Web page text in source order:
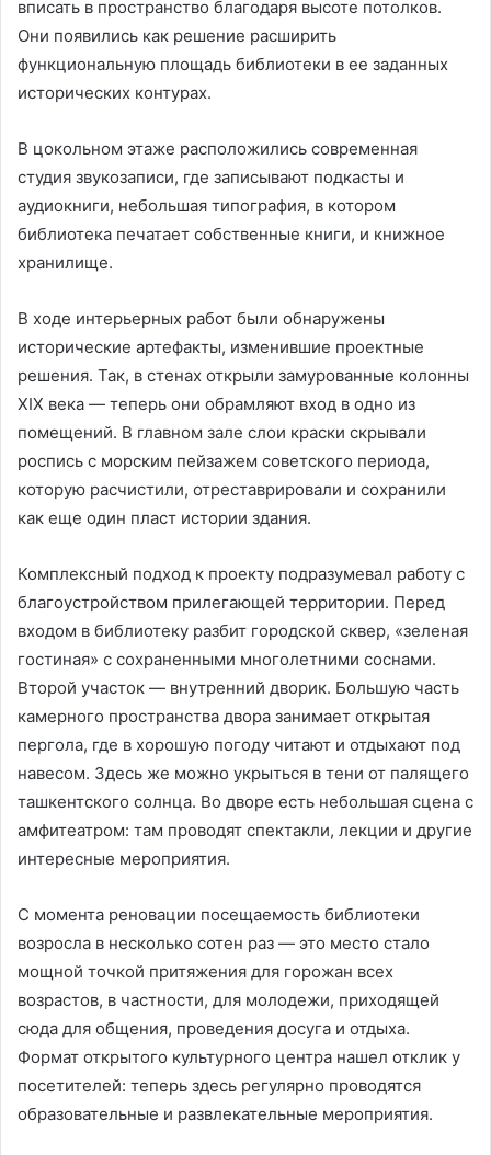
вписать в пространство благодаря высоте потолков.
Они появились как решение расширить
функциональную площадь библиотеки в ее заданных
исторических контурах.
В цокольном этаже расположились современная
студия звукозаписи, где записывают подкасты и
аудиокниги, небольшая типография, в котором
библиотека печатает собственные книги, и книжное
хранилище.
В ходе интерьерных работ были обнаружены
исторические артефакты, изменившие проектные
решения. Так, в стенах открыли замурованные колонны
XIX века — теперь они обрамляют вход в одно из
помещений. В главном зале слои краски скрывали
роспись с морским пейзажем советского периода,
которую расчистили, отреставрировали и сохранили
как еще один пласт истории здания.
Комплексный подход к проекту подразумевал работу с
благоустройством прилегающей территории. Перед
входом в библиотеку разбит городской сквер, «зеленая
гостиная» с сохраненными многолетними соснами.
Второй участок — внутренний дворик. Большую часть
камерного пространства двора занимает открытая
пергола, где в хорошую погоду читают и отдыхают под
навесом. Здесь же можно укрыться в тени от палящего
ташкентского солнца. Во дворе есть небольшая сцена с
амфитеатром: там проводят спектакли, лекции и другие
интересные мероприятия.
С момента реновации посещаемость библиотеки
возросла в несколько сотен раз — это место стало
мощной точкой притяжения для горожан всех
возрастов, в частности, для молодежи, приходящей
сюда для общения, проведения досуга и отдыха.
Формат открытого культурного центра нашел отклик у
посетителей: теперь здесь регулярно проводятся
образовательные и развлекательные мероприятия.